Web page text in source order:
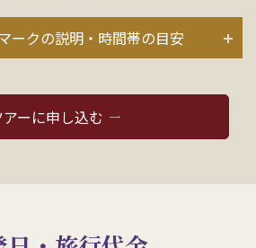
ークの説明・時間帯の目安
アーに申し込む